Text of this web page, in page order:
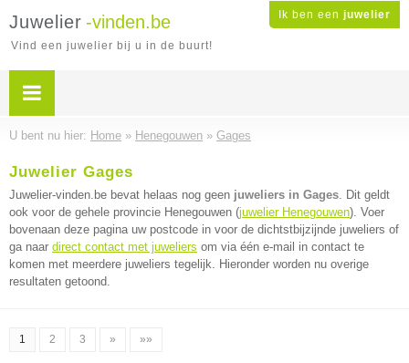
Ik ben een juwelier
Juwelier -vinden.be
Vind een juwelier bij u in de buurt!
U bent nu hier: Home » Henegouwen » Gages
Juwelier Gages
Juwelier-vinden.be bevat helaas nog geen juweliers in Gages. Dit geldt
ook voor de gehele provincie Henegouwen (juwelier Henegouwen). Voer
bovenaan deze pagina uw postcode in voor de dichtstbijzijnde juweliers of
ga naar direct contact met juweliers om via één e-mail in contact te
komen met meerdere juweliers tegelijk. Hieronder worden nu overige
resultaten getoond.
1 2 3 » »»